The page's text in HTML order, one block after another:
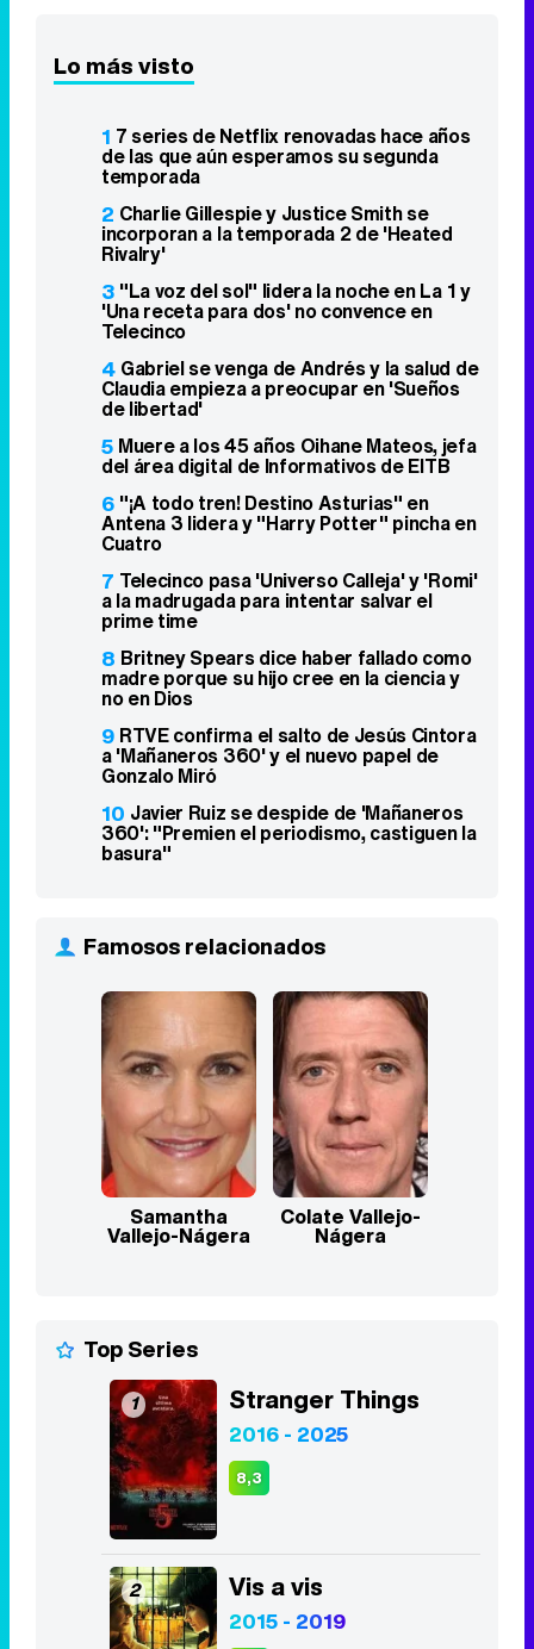
Lo más visto
1 7 series de Netflix renovadas hace años
de las que aún esperamos su segunda
temporada
2 Charlie Gillespie y Justice Smith se
incorporan a la temporada 2 de 'Heated
Rivalry'
3 "La voz del sol" lidera la noche en La 1 y
'Una receta para dos' no convence en
Telecinco
4 Gabriel se venga de Andrés y la salud de
Claudia empieza a preocupar en 'Sueños
de libertad'
5 Muere a los 45 años Oihane Mateos, jefa
del área digital de Informativos de EITB
6 "¡A todo tren! Destino Asturias" en
Antena 3 lidera y "Harry Potter" pincha en
Cuatro
7 Telecinco pasa 'Universo Calleja' y 'Romi'
a la madrugada para intentar salvar el
prime time
8 Britney Spears dice haber fallado como
madre porque su hijo cree en la ciencia y
no en Dios
9 RTVE confirma el salto de Jesús Cintora
a 'Mañaneros 360' y el nuevo papel de
Gonzalo Miró
10 Javier Ruiz se despide de 'Mañaneros
360': "Premien el periodismo, castiguen la
basura"
Famosos relacionados
Samantha
Vallejo-Nágera
Colate Vallejo-
Nágera
Top Series
1 Stranger Things
2016 - 2025
8,3
2 Vis a vis
2015 - 2019